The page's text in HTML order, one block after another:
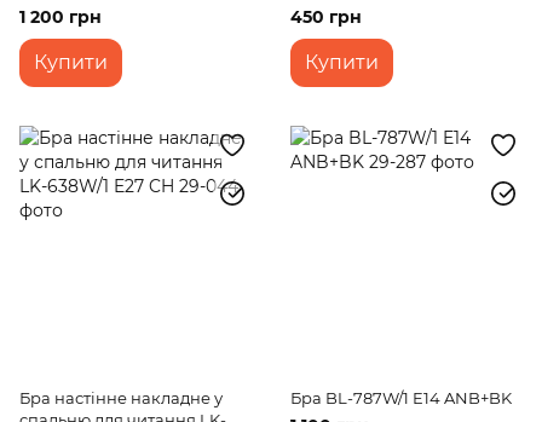
класичне BCL-427W/1 E14
1 200 грн
Купити
GU10 SN
450 грн
Купити
Бра настінне накладне у
Бра BL-787W/1 E14 ANB+BK